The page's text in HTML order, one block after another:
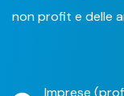
non profit e delle
Imprese